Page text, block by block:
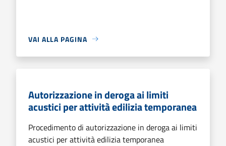
VAI ALLA PAGINA
Autorizzazione in deroga ai limiti
acustici per attività edilizia temporanea
Procedimento di autorizzazione in deroga ai limiti
acustici per attività edilizia temporanea